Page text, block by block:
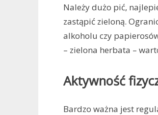
Należy dużo pić,
zastąpić zieloną.
alkoholu czy
– zielona herbata –
Aktywność
Bardzo ważna jest